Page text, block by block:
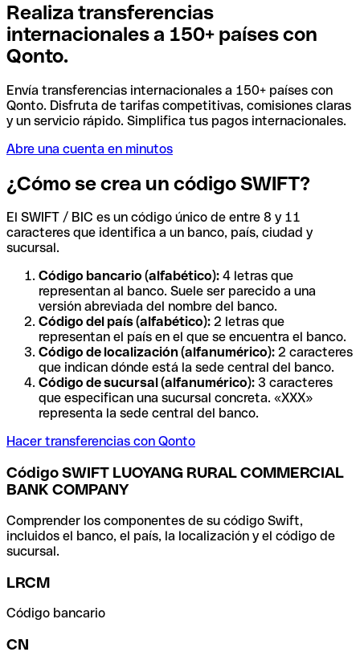
Realiza transferencias
internacionales a 150+ países con
Qonto.
Envía transferencias internacionales a 150+ países con
Qonto. Disfruta de tarifas competitivas, comisiones claras
y un servicio rápido. Simplifica tus pagos internacionales.
Abre una cuenta en minutos
¿Cómo se crea un código SWIFT?
El SWIFT / BIC es un código único de entre 8 y 11
caracteres que identifica a un banco, país, ciudad y
sucursal.
Código bancario (alfabético): 4 letras que
representan al banco. Suele ser parecido a una
versión abreviada del nombre del banco.
Código del país (alfabético): 2 letras que
representan el país en el que se encuentra el banco.
Código de localización (alfanumérico): 2 caracteres
que indican dónde está la sede central del banco.
Código de sucursal (alfanumérico): 3 caracteres
que especifican una sucursal concreta. «XXX»
representa la sede central del banco.
Hacer transferencias con Qonto
Código SWIFT LUOYANG RURAL COMMERCIAL
BANK COMPANY
Comprender los componentes de su código Swift,
incluidos el banco, el país, la localización y el código de
sucursal.
LRCM
Código bancario
CN